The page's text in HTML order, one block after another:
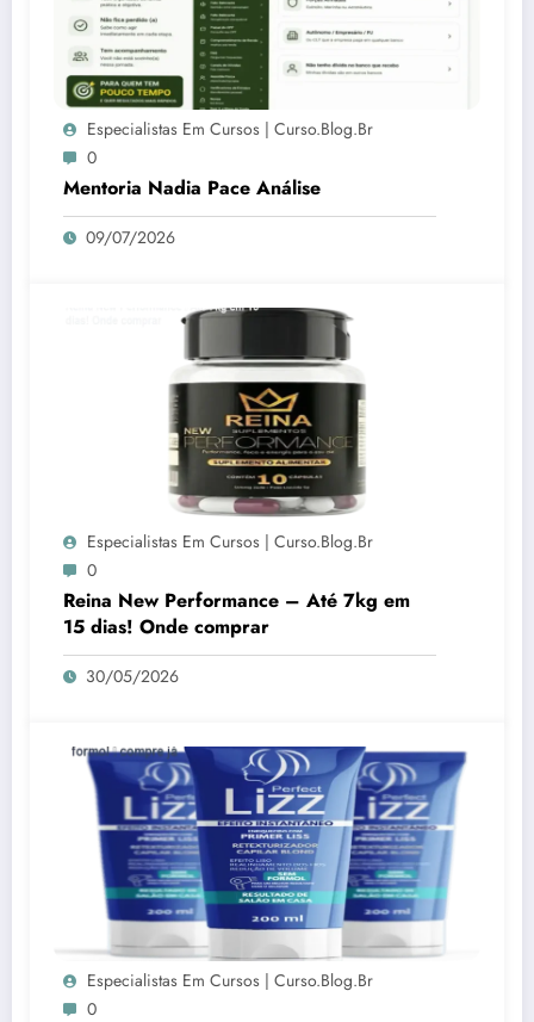
Especialistas Em Cursos | Curso.blog.br
0
Mentoria Nadia Pace Análise
09/07/2026
Especialistas Em Cursos | Curso.blog.br
0
Reina New Performance – Até 7kg em
15 dias! Onde comprar
30/05/2026
Especialistas Em Cursos | Curso.blog.br
0